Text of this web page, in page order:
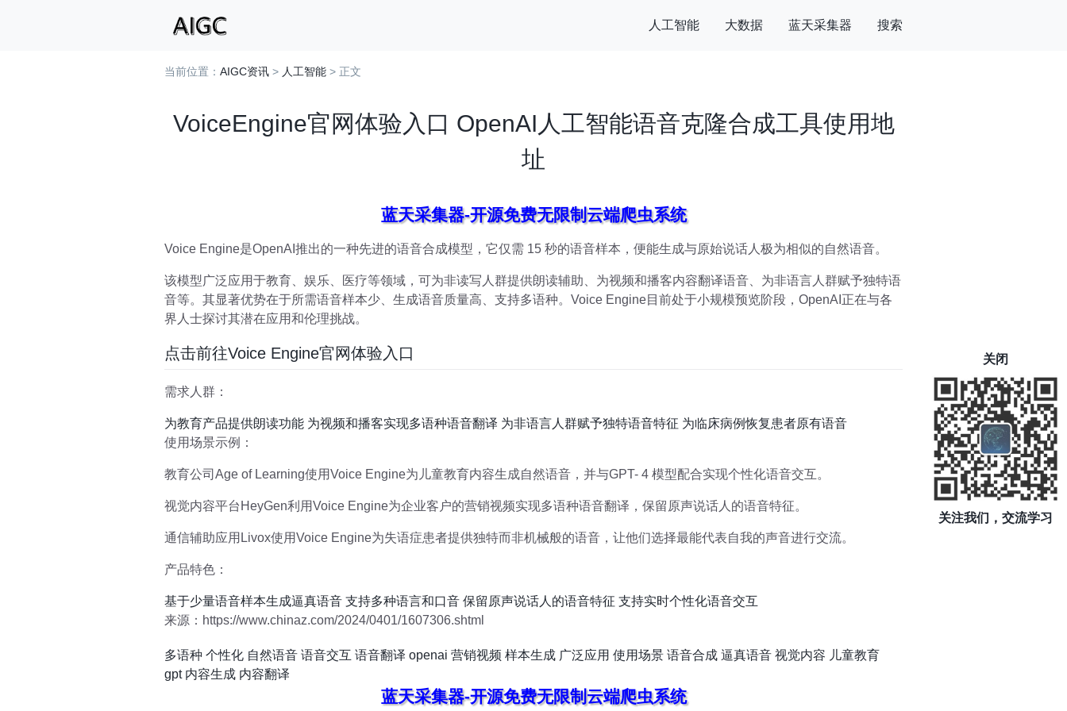
人工智能 大数据 蓝天采集器 搜索
当前位置： AIGC资讯 > 人工智能 > 正文
VoiceEngine官网体验入口 OpenAI人工智能语音克隆合成工具使用地
址
蓝天采集器-开源免费无限制云端爬虫系统
Voice Engine是OpenAI推出的一种先进的语音合成模型，它仅需 15 秒的语音样本，便能生成与原始说话人极为相似的自然语音。
该模型广泛应用于教育、娱乐、医疗等领域，可为非读写人群提供朗读辅助、为视频和播客内容翻译语音、为非语言人群赋予独特语
音等。其显著优势在于所需语音样本少、生成语音质量高、支持多语种。Voice Engine目前处于小规模预览阶段，OpenAI正在与各
界人士探讨其潜在应用和伦理挑战。
点击前往Voice Engine官网体验入口
需求人群：
为教育产品提供朗读功能 为视频和播客实现多语种语音翻译 为非语言人群赋予独特语音特征 为临床病例恢复患者原有语音
使用场景示例：
教育公司Age of Learning使用Voice Engine为儿童教育内容生成自然语音，并与GPT- 4 模型配合实现个性化语音交互。
视觉内容平台HeyGen利用Voice Engine为企业客户的营销视频实现多语种语音翻译，保留原声说话人的语音特征。
通信辅助应用Livox使用Voice Engine为失语症患者提供独特而非机械般的语音，让他们选择最能代表自我的声音进行交流。
产品特色：
基于少量语音样本生成逼真语音 支持多种语言和口音 保留原声说话人的语音特征 支持实时个性化语音交互
来源：https://www.chinaz.com/2024/0401/1607306.shtml
多语种 个性化 自然语音 语音交互 语音翻译 openai 营销视频 样本生成 广泛应用 使用场景 语音合成 逼真语音 视觉内容 儿童教育
gpt 内容生成 内容翻译
蓝天采集器-开源免费无限制云端爬虫系统
关闭
关注我们，交流学习